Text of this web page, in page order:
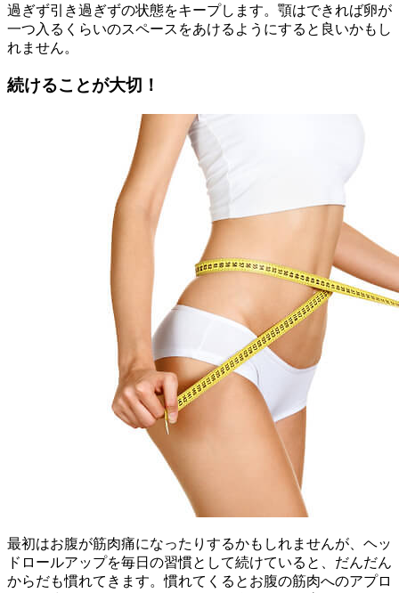
過ぎず引き過ぎずの状態をキープします。顎はできれば卵が
一つ入るくらいのスペースをあけるようにすると良いかもし
れません。
続けることが大切！
最初はお腹が筋肉痛になったりするかもしれませんが、ヘッ
ドロールアップを毎日の習慣として続けていると、だんだん
からだも慣れてきます。慣れてくるとお腹の筋肉へのアプロ